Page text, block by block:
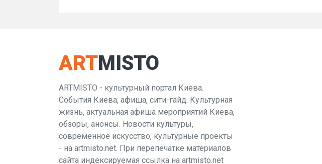
ARTMISTO
ARTMISTO - культурный портал Киева.
События Киева, афиша, сити-гайд. Культурная
жизнь, актуальная афиша мероприятий Киева,
обзоры, анонсы. Новости культуры,
современное искусство, культурные проекты
- на artmisto.net. При перепечатке материалов
сайта индексируемая ссылка на artmisto.net